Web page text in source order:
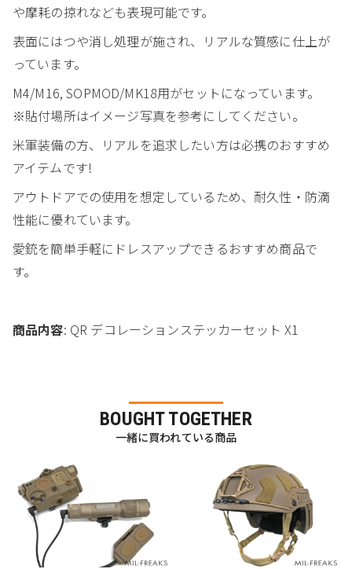
や摩耗の掠れなども表現可能です。
表面にはつや消し処理が施され、リアルな質感に仕上が
っています。
M4/M16, SOPMOD/MK18用がセットになっています。
※貼付場所はイメージ写真を参考にしてください。
米軍装備の方、リアルを追求したい方は必携のおすすめ
アイテムです!
アウトドアでの使用を想定しているため、耐久性・防滴
性能に優れています。
愛銃を簡単手軽にドレスアップできるおすすめ商品で
す。
商品内容: QR デコレーションステッカーセット X1
BOUGHT TOGETHER
一緒に買われている商品